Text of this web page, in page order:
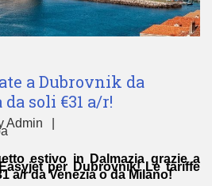
a Dubrovnik da
soli €31 a/r!
Admin
estivo in Dalmazia grazie a
per Dubrovnik! Le tariffe
a/r da Venezia o da Milano!